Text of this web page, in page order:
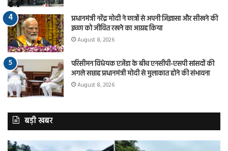
प्रधानमंत्री नरेंद्र मोदी ने छात्रों से अपनी जिज्ञासा और सीखने की
इच्छा को जीवित रखने का आग्रह किया
August 8, 2026
परिसीमन विधेयक एजेंडा के बीच एनसीपी-एसपी सांसदों की
अगले सप्ताह प्रधानमंत्री मोदी से मुलाकात होने की संभावना
August 8, 2026
बड़ी खबर